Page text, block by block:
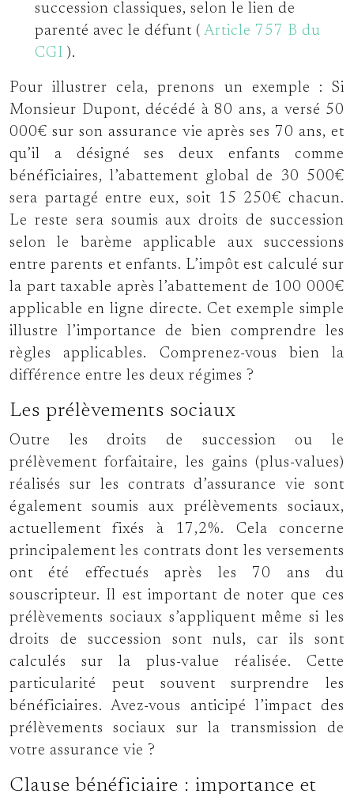
succession classiques, selon le lien de
parenté avec le défunt ( Article 757 B du
CGI ).
Pour illustrer cela, prenons un exemple : Si
Monsieur Dupont, décédé à 80 ans, a versé 50
000€ sur son assurance vie après ses 70 ans, et
qu’il a désigné ses deux enfants comme
bénéficiaires, l’abattement global de 30 500€
sera partagé entre eux, soit 15 250€ chacun.
Le reste sera soumis aux droits de succession
selon le barème applicable aux successions
entre parents et enfants. L’impôt est calculé sur
la part taxable après l’abattement de 100 000€
applicable en ligne directe. Cet exemple simple
illustre l’importance de bien comprendre les
règles applicables. Comprenez-vous bien la
différence entre les deux régimes ?
Les prélèvements sociaux
Outre les droits de succession ou le
prélèvement forfaitaire, les gains (plus-values)
réalisés sur les contrats d’assurance vie sont
également soumis aux prélèvements sociaux,
actuellement fixés à 17,2%. Cela concerne
principalement les contrats dont les versements
ont été effectués après les 70 ans du
souscripteur. Il est important de noter que ces
prélèvements sociaux s’appliquent même si les
droits de succession sont nuls, car ils sont
calculés sur la plus-value réalisée. Cette
particularité peut souvent surprendre les
bénéficiaires. Avez-vous anticipé l’impact des
prélèvements sociaux sur la transmission de
votre assurance vie ?
Clause bénéficiaire : importance et